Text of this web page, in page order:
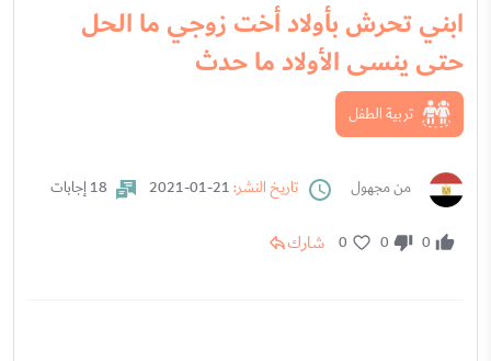
ابني تحرش بأولاد أخت زوجي ما الحل
حتى ينسى الأولاد ما حدث
تربية الطفل
من مجهول تاريخ النشر: 18 إجابات
0
0
0 شارك